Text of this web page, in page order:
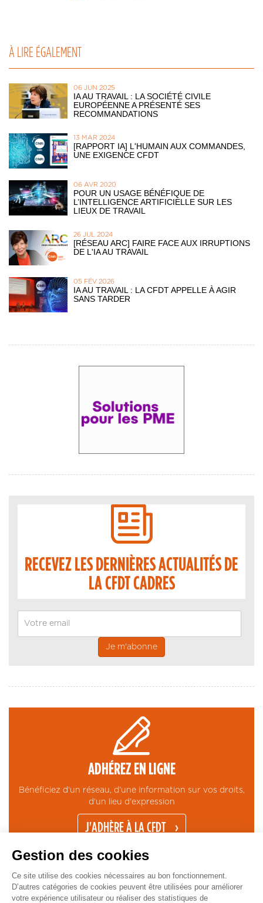
À LIRE ÉGALEMENT
06 JUN 2025
IA AU TRAVAIL : LA SOCIÉTÉ CIVILE
EUROPÉENNE A PRÉSENTÉ SES
RECOMMANDATIONS
13 MAR 2024
[RAPPORT IA] L'HUMAIN AUX COMMANDES,
UNE EXIGENCE CFDT
06 AVR 2020
POUR UN USAGE BÉNÉFIQUE DE
L’INTELLIGENCE ARTIFICIELLE SUR LES
LIEUX DE TRAVAIL
26 JUL 2024
[RÉSEAU ARC] FAIRE FACE AUX IRRUPTIONS
DE L'IA AU TRAVAIL
05 FÉV 2026
IA AU TRAVAIL : LA CFDT APPELLE À AGIR
SANS TARDER
RECEVEZ LES DERNIÈRES ACTUALITÉS DE
LA CFDT CADRES
ADHÉREZ EN LIGNE
Bénéficiez d'un réseau, d'une information sur vos droits,
d'un lieu d'expression
J'ADHÈRE À LA CFDT
Gestion des cookies
Ce site utilise des cookies nécessaires au bon fonctionnement.
D’autres catégories de cookies peuvent être utilisées pour améliorer
votre expérience utilisateur ou réaliser des statistiques de